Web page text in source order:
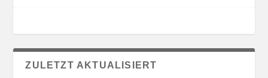
ZULETZT AKTUALISIERT